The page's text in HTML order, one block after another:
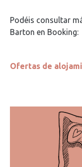
Podéis consultar
Barton en Booking:
Ofertas de